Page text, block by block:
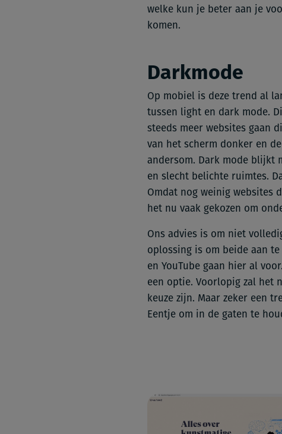
welke kun je beter aan je
komen.
Darkmode
Op mobiel is deze trend al
tussen light en dark mode.
steeds meer websites gaan
van het scherm donker en
andersom. Dark mode blijkt
en slecht belichte ruimtes.
Omdat nog weinig websites
het nu vaak gekozen om
Ons advies is om niet
oplossing is om beide aan
en YouTube gaan hier al
een optie. Voorlopig zal het
keuze zijn. Maar zeker een
Eentje om in de gaten te